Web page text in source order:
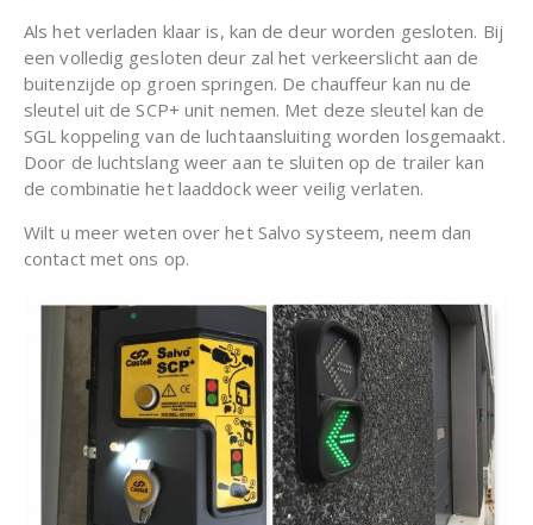
Als het verladen klaar is, kan de deur worden gesloten. Bij
een volledig gesloten deur zal het verkeerslicht aan de
buitenzijde op groen springen. De chauffeur kan nu de
sleutel uit de SCP+ unit nemen. Met deze sleutel kan de
SGL koppeling van de luchtaansluiting worden losgemaakt.
Door de luchtslang weer aan te sluiten op de trailer kan
de combinatie het laaddock weer veilig verlaten.
Wilt u meer weten over het Salvo systeem, neem dan
contact met ons op.